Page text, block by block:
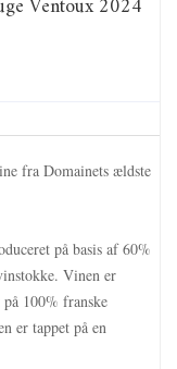
fra Domainets ældste
på basis af 60%
Vinen er
100% franske
er tappet på en